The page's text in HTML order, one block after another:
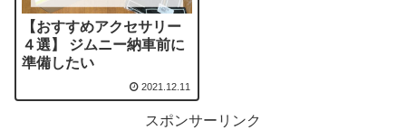
【おすすめアクセサリー
４選】 ジムニー納車前に
準備したい
2021.12.11
スポンサーリンク